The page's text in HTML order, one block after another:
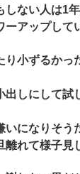
しない人は1
ーアップして
り小ずるかっ
出しにして試
いになりそう
離れて様子見